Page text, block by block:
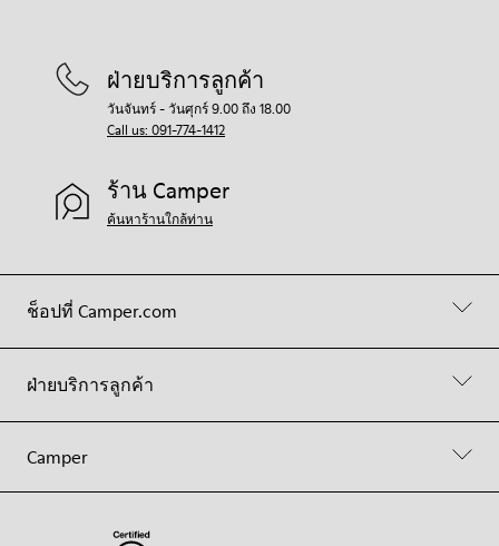
ช็อปที่ Camper.com
ฝ่ายบริการลูกค้า
Camper
ฝ่ายบริการลูกค้า
วันจันทร์ - วันศุกร์ 9.00 ถึง 18.00
Call us: 091-774-1412
ร้าน Camper
ค้นหาร้านใกล้ท่าน